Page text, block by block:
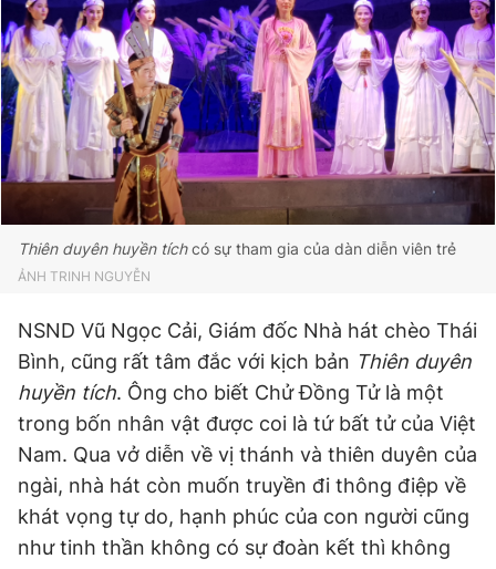
Thiên duyên huyền tíchcó sự tham gia của dàn diễn viên trẻ
ẢNH TRINH NGUYỄN
NSND Vũ Ngọc Cải, Giám đốc Nhà hát chèo Thái
Bình, cũng rất tâm đắc với kịch bản Thiên duyên
huyền tích. Ông cho biết Chử Đồng Tử là một
trong bốn nhân vật được coi là tứ bất tử của Việt
Nam. Qua vở diễn về vị thánh và thiên duyên của
ngài, nhà hát còn muốn truyền đi thông điệp về
khát vọng tự do, hạnh phúc của con người cũng
như tinh thần không có sự đoàn kết thì không